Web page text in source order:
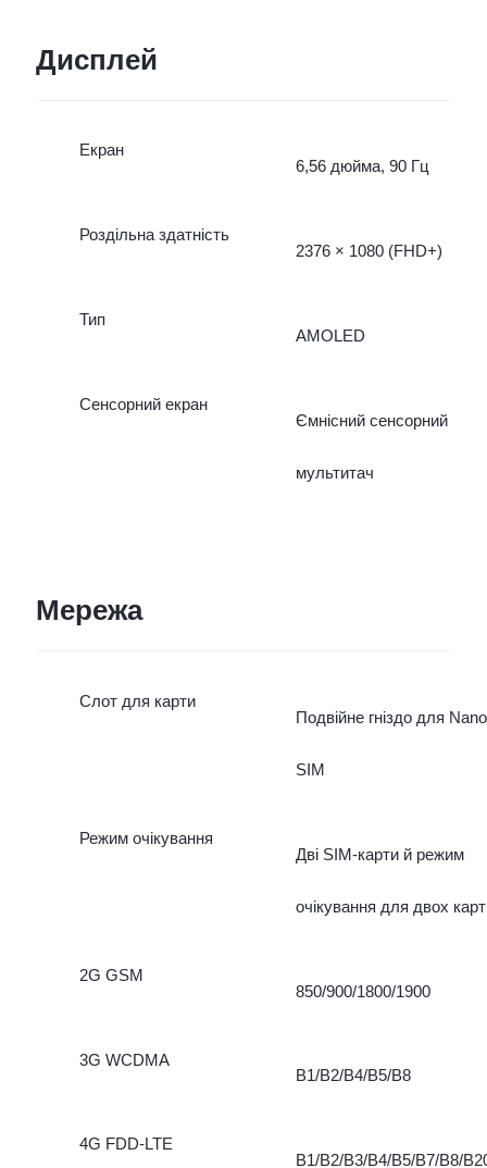
Дисплей
Екран
6,56 дюйма, 90 Гц
Роздільна здатність
2376 × 1080 (FHD+)
Тип
AMOLED
Сенсорний екран
Ємнісний сенсорний
мультитач
Мережа
Слот для карти
Подвійне гніздо для
SIM
Режим очікування
Дві SIM-карти й режим
очікування для двох карт
2G GSM
850/900/1800/1900
3G WCDMA
B1/B2/B4/B5/B8
4G FDD-LTE
B1/B2/B3/B4/B5/B7/B8/